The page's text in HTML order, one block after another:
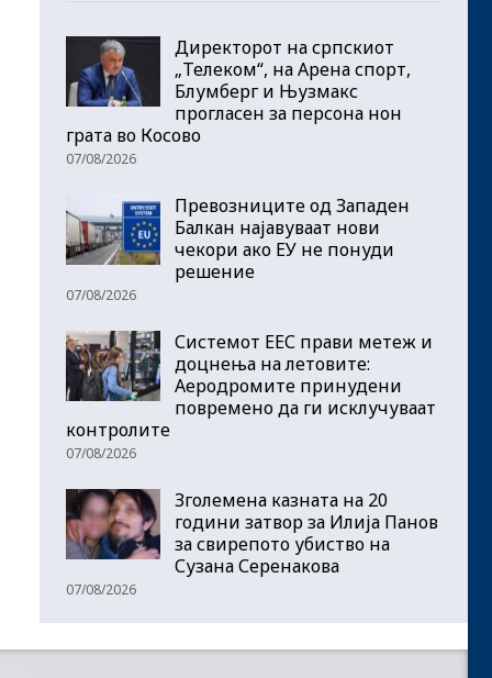
Директорот на српскиот
„Телеком“, на Арена спорт,
Блумберг и Њузмакс
прогласен за персона нон
грата во Косово
07/08/2026
Превозниците од Западен
Балкан најавуваат нови
чекори ако ЕУ не понуди
решение
07/08/2026
Системот ЕЕС прави метеж и
доцнења на летовите:
Аеродромите принудени
повремено да ги исклучуваат
контролите
07/08/2026
Зголемена казната на 20
години затвор за Илија Панов
за свирепото убиство на
Сузана Серенакова
07/08/2026